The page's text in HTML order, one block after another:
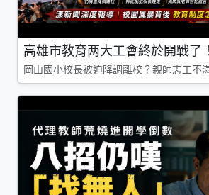
高雄市教育两大工會終於開戰了
岡山國小校長被迫降調離校？親師志工不